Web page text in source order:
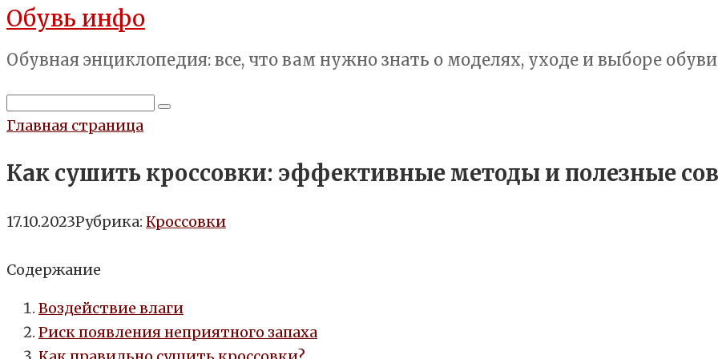
Перейти
контенту
Обувь инфо
Обувная энциклопедия: все, что вам нужно знать о моделях, уходе и выборе обуви
Поиск:
Главная страница
Как сушить кроссовки: эффективные методы и полезные
17.10.2023Рубрика: Кроссовки
Содержание
Воздействие влаги
Риск появления неприятного запаха